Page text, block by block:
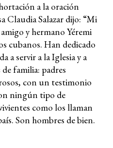
a la oración
Claudia Salazar dijo: “Mi
y hermano Yéremi
cubanos. Han dedicado
a servir a la Iglesia y a
familia: padres
con un testimonio
ningún tipo de
como los llaman
Son hombres de bien.